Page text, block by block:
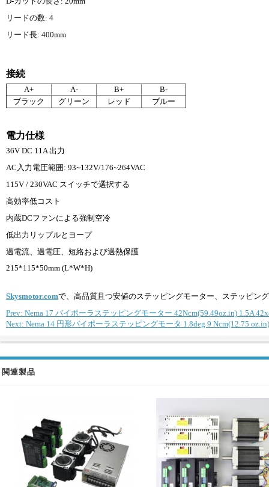
リードの数: 4
リード長: 400mm
接続
A+ A- B+
B-
ブラック
グリーン レッド ブルー
電力仕様
36V DC 11A 出力
AC入力電圧範囲: 93~132V/176~264VAC
115V / 230VAC スイッチで選択する
高効率低コスト
内蔵DCファンによる強制空冷
低出力リップルとヨープ
過電流、過電圧、短絡および過熱保護
215*115*50mm (L*W*H)
Skysmotor.comで、高品質且つ安値のステッピングモーター、ステッピン
Prev: Nema 17 バイポーラステッピングモーター 42Ncm(59.49oz.in) 1.5A
Next: Nema 14 円形バイポーラステッピングモータ 1.8deg 9 Ncm(12.75
関連製品